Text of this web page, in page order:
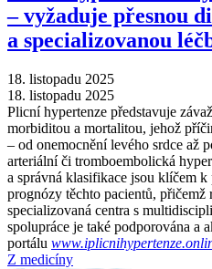
–⁠ vyžaduje přesnou
a specializovanou
18. listopadu 2025
18. listopadu 2025
Plicní hypertenze představuje
morbiditou a mortalitou, jehož
–⁠ od onemocnění levého srdce až
arteriální či tromboembolická
a správná klasifikace jsou klíčem k
prognózy těchto pacientů,
specializovaná centra s
spolupráce je také podporována a
portálu
Z medicíny